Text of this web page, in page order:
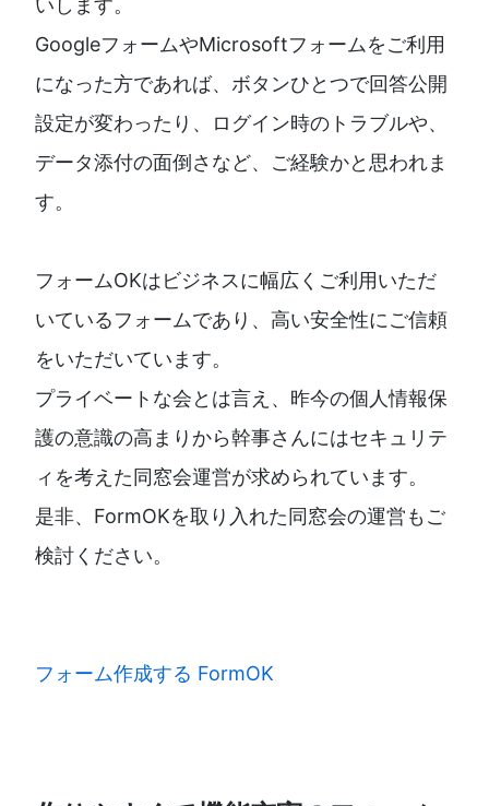
いします。
GoogleフォームやMicrosoftフォームをご利用
になった方であれば、ボタンひとつで回答公開
設定が変わったり、ログイン時のトラブルや、
データ添付の面倒さなど、ご経験かと思われま
す。
フォームOKはビジネスに幅広くご利用いただ
いているフォームであり、高い安全性にご信頼
をいただいています。
プライベートな会とは言え、昨今の個人情報保
護の意識の高まりから幹事さんにはセキュリテ
ィを考えた同窓会運営が求められています。
是非、FormOKを取り入れた同窓会の運営もご
検討ください。
フォーム作成する FormOK